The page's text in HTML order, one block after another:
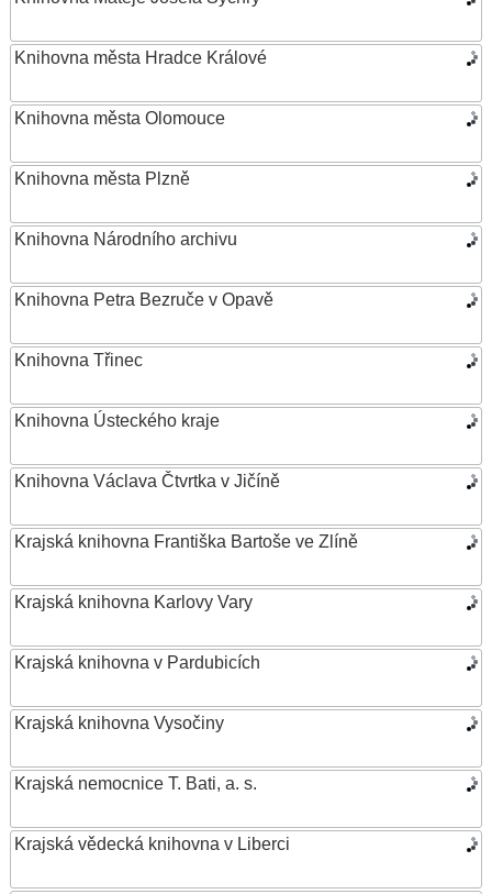
Knihovna města Hradce Králové
Knihovna města Olomouce
Knihovna města Plzně
Knihovna Národního archivu
Knihovna Petra Bezruče v Opavě
Knihovna Třinec
Knihovna Ústeckého kraje
Knihovna Václava Čtvrtka v Jičíně
Krajská knihovna Františka Bartoše ve Zlíně
Krajská knihovna Karlovy Vary
Krajská knihovna v Pardubicích
Krajská knihovna Vysočiny
Krajská nemocnice T. Bati, a. s.
Krajská vědecká knihovna v Liberci